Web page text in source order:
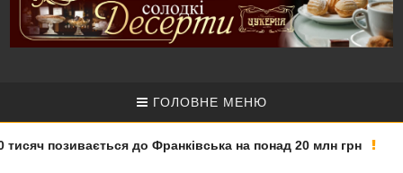
ГОЛОВНЕ МЕНЮ
позивається до Франківська на понад 20 млн грн